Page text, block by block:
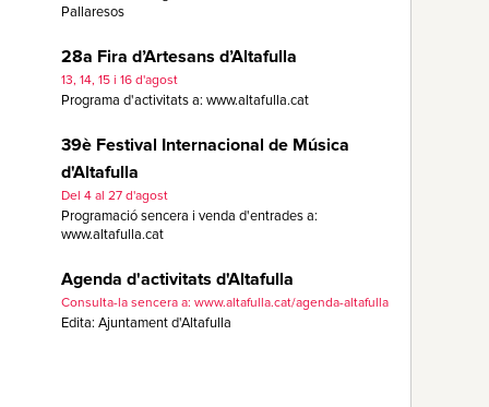
Pallaresos
28a Fira d’Artesans d’Altafulla
13, 14, 15 i 16 d'agost
Programa d'activitats a: www.altafulla.cat
39è Festival Internacional de Música
d'Altafulla
Del 4 al 27 d'agost
Programació sencera i venda d'entrades a:
www.altafulla.cat
Agenda d'activitats d'Altafulla
Consulta-la sencera a: www.altafulla.cat/agenda-altafulla
Edita: Ajuntament d'Altafulla